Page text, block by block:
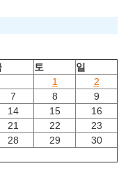
토
일
1
2
7 8
9
14 15
16
21 22
23
28 29
30